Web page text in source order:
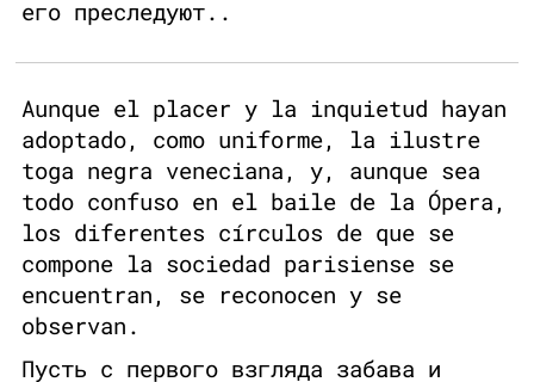
его преследуют..
Aunque el placer y la inquietud hayan
adoptado, como uniforme, la ilustre
toga negra veneciana, y, aunque sea
todo confuso en el baile de la Ópera,
los diferentes círculos de que se
compone la sociedad parisiense se
encuentran, se reconocen y se
observan.
Пусть с первого взгляда забава и